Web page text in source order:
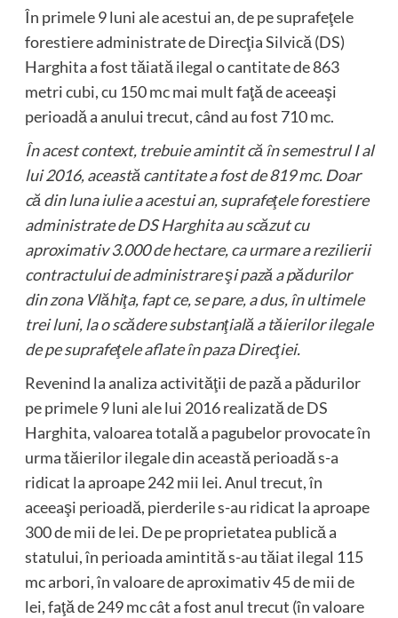
În primele 9 luni ale acestui an, de pe suprafeţele
forestiere administrate de Direcţia Silvică (DS)
Harghita a fost tăiată ilegal o cantitate de 863
metri cubi, cu 150 mc mai mult faţă de aceeaşi
perioadă a anului trecut, când au fost 710 mc.
În acest context, trebuie amintit că în semestrul I al
lui 2016, această cantitate a fost de 819 mc. Doar
că din luna iulie a acestui an, suprafeţele forestiere
administrate de DS Harghita au scăzut cu
aproximativ 3.000 de hectare, ca urmare a rezilierii
contractului de administrare şi pază a pădurilor
din zona Vlăhiţa, fapt ce, se pare, a dus, în ultimele
trei luni, la o scădere substanţială a tăierilor ilegale
de pe suprafeţele aflate în paza Direcţiei.
Revenind la analiza activităţii de pază a pădurilor
pe primele 9 luni ale lui 2016 realizată de DS
Harghita, valoarea totală a pagubelor provocate în
urma tăierilor ilegale din această perioadă s-a
ridicat la aproape 242 mii lei. Anul trecut, în
aceeaşi perioadă, pierderile s-au ridicat la aproape
300 de mii de lei. De pe proprietatea publică a
statului, în perioada amintită s-au tăiat ilegal 115
mc arbori, în valoare de aproximativ 45 de mii de
lei, faţă de 249 mc cât a fost anul trecut (în valoare